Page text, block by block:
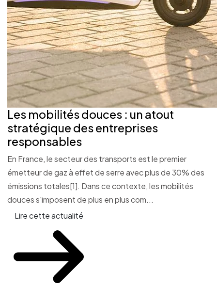
Les mobilités douces : un atout
stratégique des entreprises
responsables
En France, le secteur des transports est le premier
émetteur de gaz à effet de serre avec plus de 30% des
émissions totales[1]. Dans ce contexte, les mobilités
douces s'imposent de plus en plus com...
Lire cette actualité